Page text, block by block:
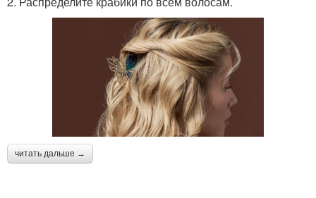
читать дальше →